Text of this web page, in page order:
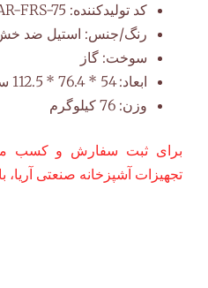
کد تولیدکننده: FRS-75
رنگ/جنس: استیل ضد
سوخت: گاز
ابعاد:54 * 76.4 * 112.5 سانتی متر
وزن: 76 کیلوگرم
برای ثبت سفارش و کسب
تجهیزات آشپزخانه صنعتی آریا،